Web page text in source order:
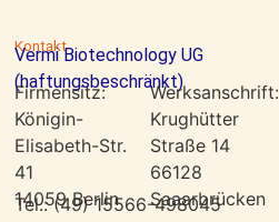
Kontakt
Vermi Biotechnology UG
(haftungsbeschränkt)
Firmensitz:
Königin-
Elisabeth-Str.
41
14059 Berlin
Werksanschrift:
Krughütter
Straße 14
66128
Saaarbrücken
Tel.: (49) 15566-498045